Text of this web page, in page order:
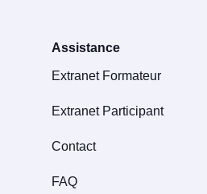
Assistance
Extranet Formateur
Extranet Participant
Contact
FAQ